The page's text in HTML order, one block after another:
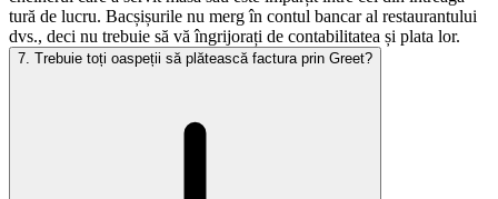
tură de lucru. Bacșișurile nu merg în contul bancar al restaurantului
dvs., deci nu trebuie să vă îngrijorați de contabilitatea și plata lor.
7. Trebuie toți oaspeții să plătească factura prin Greet?